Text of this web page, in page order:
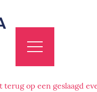
op een geslaagd